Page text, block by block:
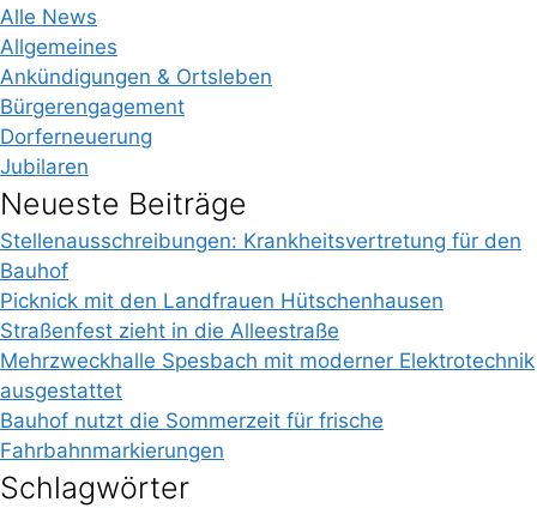
Alle News
Allgemeines
Ankündigungen & Ortsleben
Bürgerengagement
Dorferneuerung
Jubilaren
Neueste Beiträge
Stellenausschreibungen: Krankheitsvertretung für den
Bauhof
Picknick mit den Landfrauen Hütschenhausen
Straßenfest zieht in die Alleestraße
Mehrzweckhalle Spesbach mit moderner Elektrotechnik
ausgestattet
Bauhof nutzt die Sommerzeit für frische
Fahrbahnmarkierungen
Schlagwörter